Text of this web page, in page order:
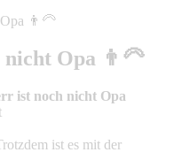
Opa 👨‍🦳
ist noch nicht Opa
ist es mit der